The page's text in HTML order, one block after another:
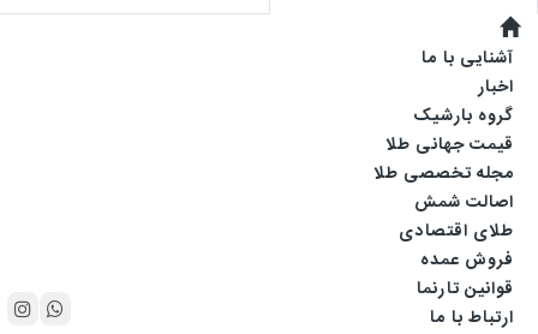
آشنایی با ما
اخبار
گروه بارشیک
قیمت جهانی طلا
مجله تخصصی طلا
اصالت شمش
طلای اقتصادی
فروش عمده
قوانین تارنما
ارتباط با ما